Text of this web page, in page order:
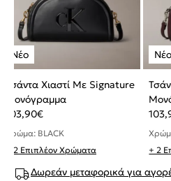
Τσάντα Χιαστί Με Signature
Μονόγραμμα
103,90€
Χρώμα: BLACK
+ 2 Επιπλέον Χρώματα
+ 2
Δωρεάν μεταφορικά για